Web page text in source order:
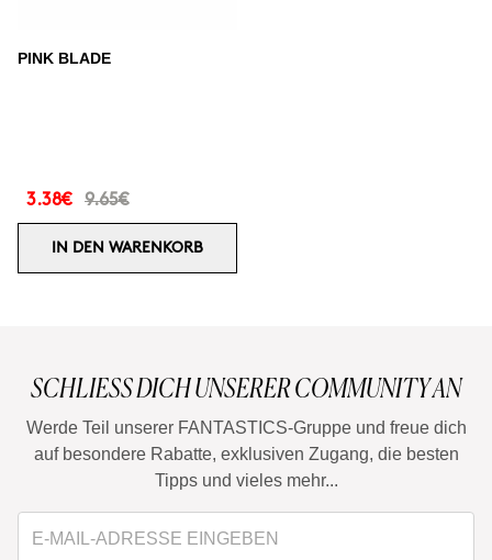
PINK BLADE
3.38€ 9.65€
IN DEN WARENKORB
SCHLIESS DICH UNSERER COMMUNITY AN
Werde Teil unserer FANTASTICS-Gruppe und freue dich
auf besondere Rabatte, exklusiven Zugang, die besten
Tipps und vieles mehr...